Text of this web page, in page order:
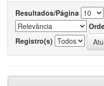
Resultados/Página
Registro(s)